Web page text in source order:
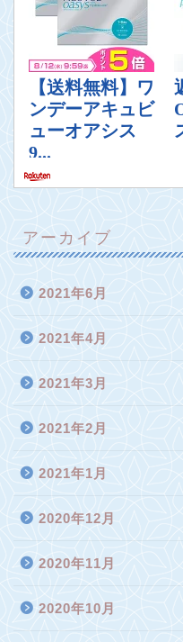
アーカイブ
2021年6月
2021年4月
2021年3月
2021年2月
2021年1月
2020年12月
2020年11月
2020年10月